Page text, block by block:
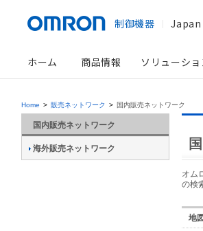
制御機器 Japan
ホーム 商品情報 ソリューショ
Home > 販売ネットワーク > 国内販売ネットワーク
国内販売ネットワーク
海外販売ネットワーク
オム
の検
地